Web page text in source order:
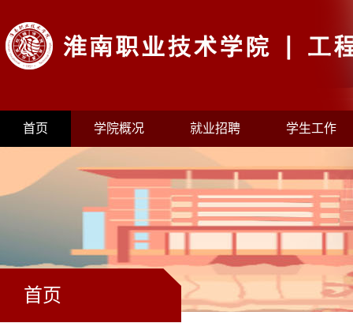
首页 学院概况 就业招聘 学生工作
首页